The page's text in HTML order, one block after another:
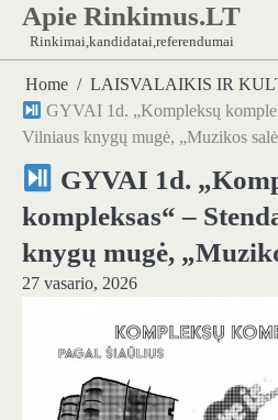
Skip
content
Apie Rinkimus.LT
Rinkimai,kandidatai,referendumai
Home
LAISVALAIKIS IR
GYVAI 1d. „Kompleksų
Vilniaus knygų mugė, „Muzikos
GYVAI 1d.
kompleksas“ –
knygų mugė,
27 vasario, 2026